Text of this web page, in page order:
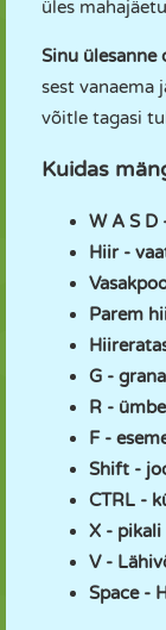
üles
Sinu ülesanne
sest vanaema
võitle tagasi
Kuidas
W A S D
Hiir -
Parem
G -
R -
F -
Shift -
CTRL -
X - pikali
V -
Space -